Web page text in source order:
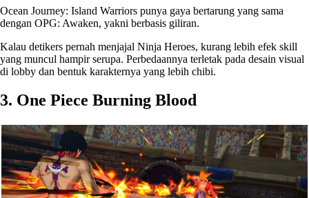
Ocean Journey: Island Warriors punya gaya bertarung yang sama
dengan OPG: Awaken, yakni berbasis giliran.
Kalau detikers pernah menjajal Ninja Heroes, kurang lebih efek skill
yang muncul hampir serupa. Perbedaannya terletak pada desain visual
di lobby dan bentuk karakternya yang lebih chibi.
3. One Piece Burning Blood